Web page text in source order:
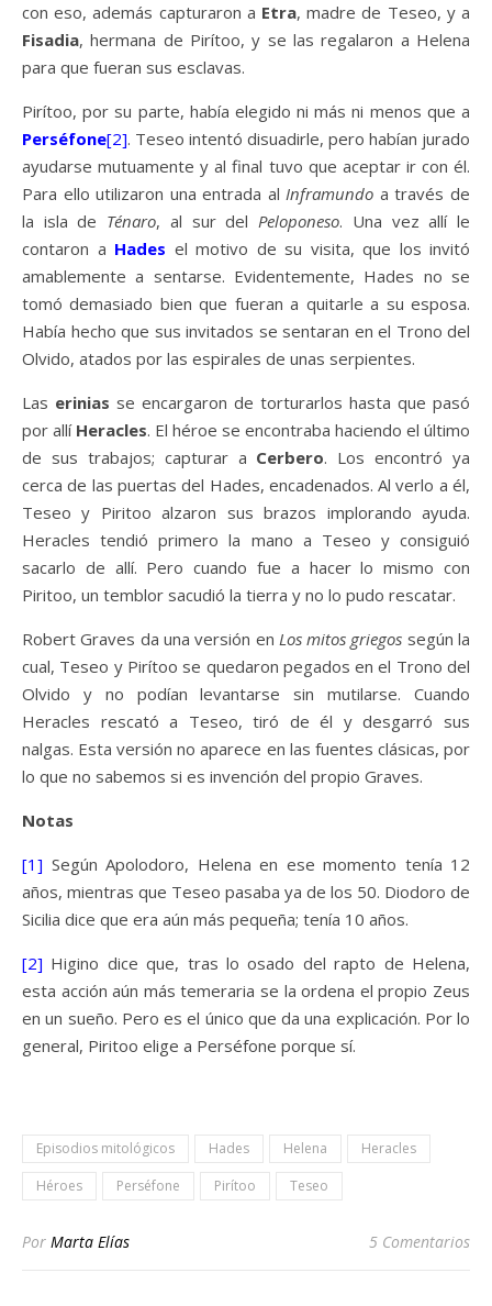
con eso, además capturaron a Etra, madre de Teseo, y a
Fisadia, hermana de Pirítoo, y se las regalaron a Helena
para que fueran sus esclavas.
Pirítoo, por su parte, había elegido ni más ni menos que a
Perséfone[2]. Teseo intentó disuadirle, pero habían jurado
ayudarse mutuamente y al final tuvo que aceptar ir con él.
Para ello utilizaron una entrada alInframundo a través de
la isla de Ténaro, al sur delPeloponeso. Una vez allí le
contaron a Hades el motivo de su visita, que los invitó
amablemente a sentarse. Evidentemente, Hades no se
tomó demasiado bien que fueran a quitarle a su esposa.
Había hecho que sus invitados se sentaran en el Trono del
Olvido, atados por las espirales de unas serpientes.
Las erinias se encargaron de torturarlos hasta que pasó
por allí Heracles. El héroe se encontraba haciendo el último
de sus trabajos; capturar a Cerbero. Los encontró ya
cerca de las puertas del Hades, encadenados. Al verlo a él,
Teseo y Piritoo alzaron sus brazos implorando ayuda.
Heracles tendió primero la mano a Teseo y consiguió
sacarlo de allí. Pero cuando fue a hacer lo mismo con
Piritoo, un temblor sacudió la tierra y no lo pudo rescatar.
Robert Graves da una versión en Los mitos griegos según la
cual, Teseo y Pirítoo se quedaron pegados en el Trono del
Olvido y no podían levantarse sin mutilarse. Cuando
Heracles rescató a Teseo, tiró de él y desgarró sus
nalgas. Esta versión no aparece en las fuentes clásicas, por
lo que no sabemos si es invención del propio Graves.
Notas
[1] Según Apolodoro, Helena en ese momento tenía 12
años, mientras que Teseo pasaba ya de los 50. Diodoro de
Sicilia dice que era aún más pequeña; tenía 10 años.
[2] Higino dice que, tras lo osado del rapto de Helena,
esta acción aún más temeraria se la ordena el propio Zeus
en un sueño. Pero es el único que da una explicación. Por lo
general, Piritoo elige a Perséfone porque sí.
Episodios mitológicos Hades Helena
Heracles
Héroes
Perséfone Pirítoo Teseo
Por Marta Elías 5 Comentarios